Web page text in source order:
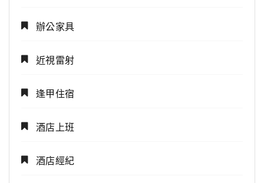
辦公家具
近視雷射
逢甲住宿
酒店上班
酒店經紀